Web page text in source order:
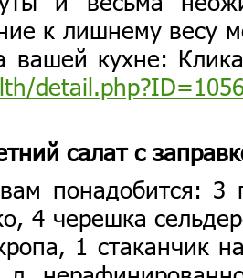
к лишнему весу
вашей кухне:
салат с
понадобится: 3
4 черешка
1 стаканчик